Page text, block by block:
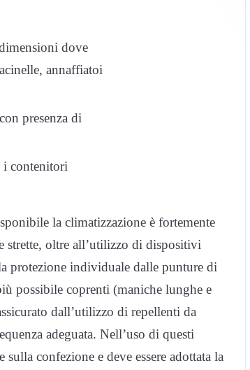
dove
annaffiatoi
presenza di
i contenitori
la climatizzazione è fortemente
strette, oltre all’utilizzo di dispositivi
protezione individuale dalle punture di
possibile coprenti (maniche lunghe e
dall’utilizzo di repellenti da
adeguata. Nell’uso di questi
confezione e deve essere adottata la